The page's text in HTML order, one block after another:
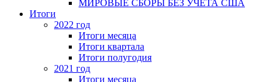
МИРОВЫЕ СБОРЫ БЕЗ УЧЕТА США
Итоги
2022 год
Итоги месяца
Итоги квартала
Итоги полугодия
2021 год
Итоги месяца